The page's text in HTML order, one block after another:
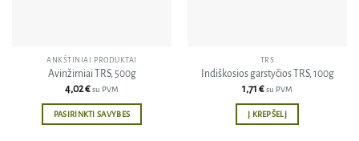
ANKŠTINIAI PRODUKTAI
Avinžirniai TRS, 500g
4,02€su PVM
PASIRINKTI SAVYBES
TRS
Indiškosios garstyčios TRS, 100g
1,71 €su PVM
Į KREPŠELĮ